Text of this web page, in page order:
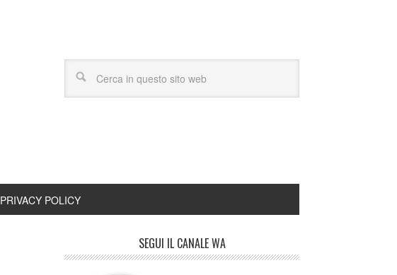
PRIVACY POLICY
SEGUI IL CANALE WA